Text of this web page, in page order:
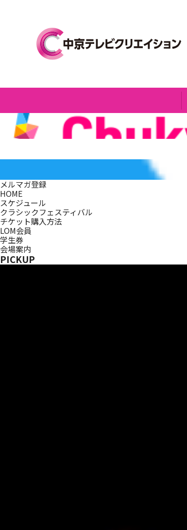
メルマガ登録
HOME
スケジュール
クラシックフェスティバル
チケット購入方法
LOM会員
学生券
会場案内
PICKUP